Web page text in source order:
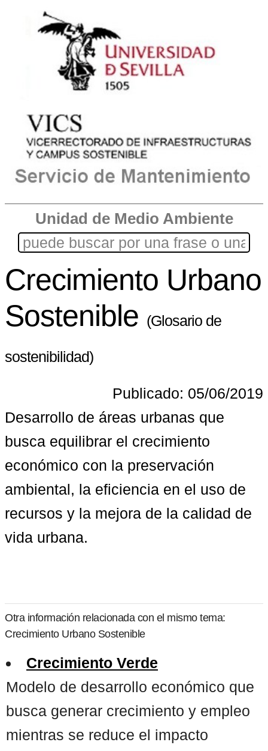
Unidad de Medio Ambiente
Crecimiento Urbano
Sostenible (Glosario de
sostenibilidad)
Publicado: 05/06/2019
Desarrollo de áreas urbanas que
busca equilibrar el crecimiento
económico con la preservación
ambiental, la eficiencia en el uso de
recursos y la mejora de la calidad de
vida urbana.
Otra información relacionada con el mismo tema:
Crecimiento Urbano Sostenible
Crecimiento Verde
Modelo de desarrollo económico que
busca generar crecimiento y empleo
mientras se reduce el impacto